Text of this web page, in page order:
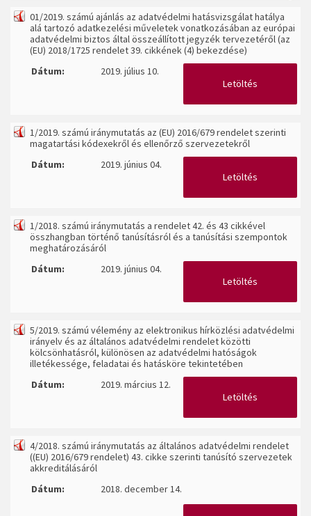
01/2019. számú ajánlás az adatvédelmi hatásvizsgálat hatálya
alá tartozó adatkezelési műveletek vonatkozásában az európai
adatvédelmi biztos által összeállított jegyzék tervezetéről (az
(EU) 2018/1725 rendelet 39. cikkének (4) bekezdése)
Dátum:
2019. július 10.
Letöltés
1/2019. számú iránymutatás az (EU) 2016/679 rendelet szerinti
magatartási kódexekről és ellenőrző szervezetekről
Dátum:
2019. június 04.
Letöltés
1/2018. számú iránymutatás a rendelet 42. és 43 cikkével
összhangban történő tanúsításról és a tanúsítási szempontok
meghatározásáról
Dátum:
2019. június 04.
Letöltés
5/2019. számú vélemény az elektronikus hírközlési adatvédelmi
irányelv és az általános adatvédelmi rendelet közötti
kölcsönhatásról, különösen az adatvédelmi hatóságok
illetékessége, feladatai és hatásköre tekintetében
Dátum:
2019. március 12.
Letöltés
4/2018. számú iránymutatás az általános adatvédelmi rendelet
((EU) 2016/679 rendelet) 43. cikke szerinti tanúsító szervezetek
akkreditálásáról
Dátum:
2018. december 14.